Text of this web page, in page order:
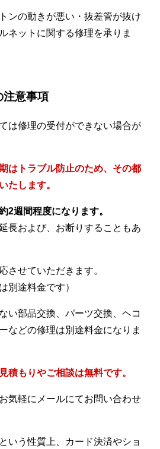
ンの動きが悪い・抜差管が抜け
ネットに関する修理を承りま
注意事項
は修理の受付ができない場合が
はトラブル防止のため、その都
たします。
2週間程度になります。
長および、お断りすることもあ
させていただきます。
別途料金です）
い部品交換、パーツ交換、ヘコ
などの修理は別途料金になりま
積もりやご相談は無料です。
気軽にメールにてお問い合わせ
いう性質上、カード決済やショ